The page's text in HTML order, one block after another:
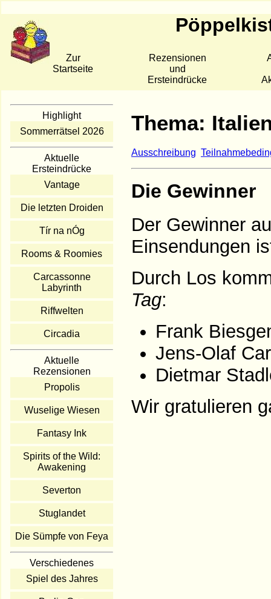
Zur
Startseite
Rezensionen
und
Ersteindrücke
Highlight
Sommerrätsel 2026
Aktuelle
Ersteindrücke
Vantage
Die letzten Droiden
Tír na nÓg
Rooms & Roomies
Carcassonne
Labyrinth
Riffwelten
Circadia
Aktuelle
Rezensionen
Propolis
Wuselige Wiesen
Fantasy Ink
Spirits of the Wild:
Awakening
Severton
Stuglandet
Die Sümpfe von Feya
Verschiedenes
Spiel des Jahres
Thema:
Ausschreibung
Die Gewinner
Der Gewinner
Einsendungen
Durch Los
Tag:
Frank
Jens-Olaf
Dietmar
Wir gratulieren